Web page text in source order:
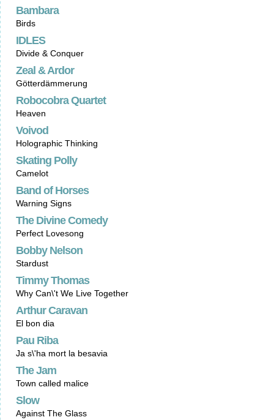
Bambara
Birds
IDLES
Divide & Conquer
Zeal & Ardor
Götterdämmerung
Robocobra Quartet
Heaven
Voivod
Holographic Thinking
Skating Polly
Camelot
Band of Horses
Warning Signs
The Divine Comedy
Perfect Lovesong
Bobby Nelson
Stardust
Timmy Thomas
Why Can\'t We Live Together
Arthur Caravan
El bon dia
Pau Riba
Ja s\'ha mort la besavia
The Jam
Town called malice
Slow
Against The Glass